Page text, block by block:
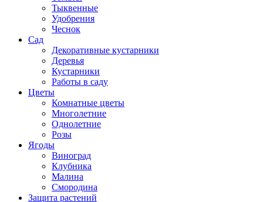
Тыквенные
Удобрения
Чеснок
Сад
Декоративные кустарники
Деревья
Кустарники
Работы в саду
Цветы
Комнатные цветы
Многолетние
Однолетние
Розы
Ягоды
Виноград
Клубника
Малина
Смородина
Защита растений